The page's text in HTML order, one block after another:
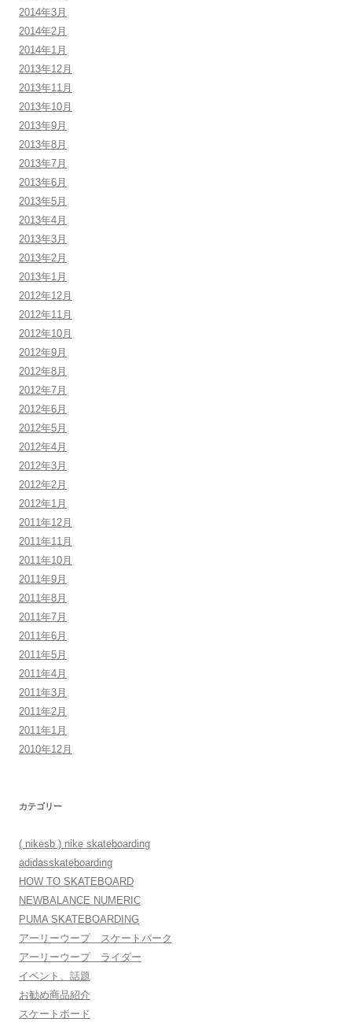
2014年3月
2014年2月
2014年1月
2013年12月
2013年11月
2013年10月
2013年9月
2013年8月
2013年7月
2013年6月
2013年5月
2013年4月
2013年3月
2013年2月
2013年1月
2012年12月
2012年11月
2012年10月
2012年9月
2012年8月
2012年7月
2012年6月
2012年5月
2012年4月
2012年3月
2012年2月
2012年1月
2011年12月
2011年11月
2011年10月
2011年9月
2011年8月
2011年7月
2011年6月
2011年5月
2011年4月
2011年3月
2011年2月
2011年1月
2010年12月
カテゴリー
( nikesb ) nike skateboarding
adidasskateboarding
HOW TO SKATEBOARD
NEWBALANCE NUMERIC
PUMA SKATEBOARDING
アーリーウープ スケートパーク
アーリーウープ ライダー
イベント、話題
お勧め商品紹介
スケートボード